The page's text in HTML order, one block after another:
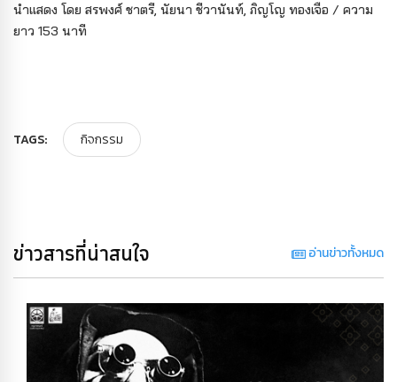
นำแสดง โดย สรพงศ์ ชาตรี, นัยนา ชีวานันท์, ภิญโญ ทองเจือ / ความ
ยาว 153 นาที
TAGS: กิจกรรม
ข่าวสารที่น่าสนใจ อ่านข่าวทั้งหมด